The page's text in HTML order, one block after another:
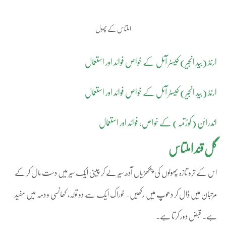
املتاس کے پھول
ارنڈ (بید انجیر) کیسٹر آئل کے خواص فوائد اور استعمال
ارنڈ (بید انجیر) کیسٹر آئل کے خواص فوائد اور استعمال
اندرائن (کوڑتمہ) کے خواص، فوائد اور استعمال
گل قند املتاس
اس کے ترو تازہ پھولوں کی پنکھڑیاں آدھ سیر لے کر چینی ایک سیر میں دست مال کر کے
مرتبان میں ڈال کر دھوپ میں رکھیں۔ خوراک ایک سے دو تولہ، کھانسی و دمہ میں مفید
ہے۔ قبض دور کرتا ہے۔